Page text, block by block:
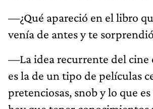
—¿Qué apareció en el libro
venía de antes y te
—La idea recurrente del cine
es la de un tipo de películas
pretenciosas, snob y lo que